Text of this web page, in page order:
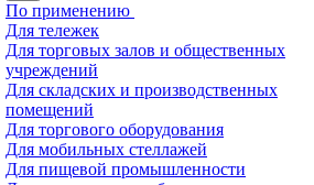
По применению
Для тележек
Для торговых залов и общественных
учреждений
Для складских и производственных
помещений
Для торгового оборудования
Для мобильных стеллажей
Для пищевой промышленности